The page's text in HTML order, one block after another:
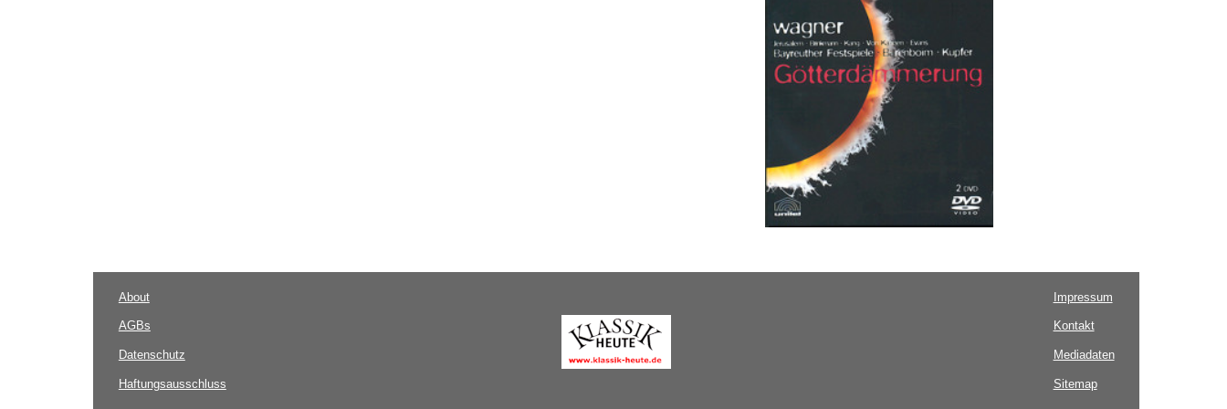
About
AGBs
Datenschutz
Haftungsausschluss
Impressum
Kontakt
Mediadaten
Sitemap